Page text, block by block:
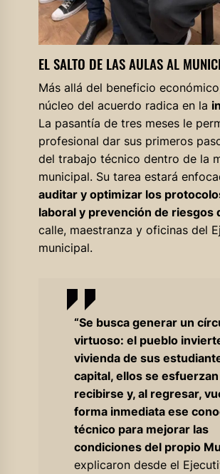
EL SALTO DE LAS AULAS AL
Más allá del beneficio
núcleo del acuerdo radica en la
La pasantía de tres meses le
profesional dar sus primeros
del trabajo técnico dentro de la
municipal. Su tarea estará
auditar y optimizar los
laboral y prevención de riesgos
calle, maestranza y oficinas del
municipal.
“Se busca generar un
virtuoso: el pueblo
vivienda de sus
capital, ellos se
recibirse y, al regresar,
forma inmediata ese
técnico para mejorar las
condiciones del propio
explicaron desde el